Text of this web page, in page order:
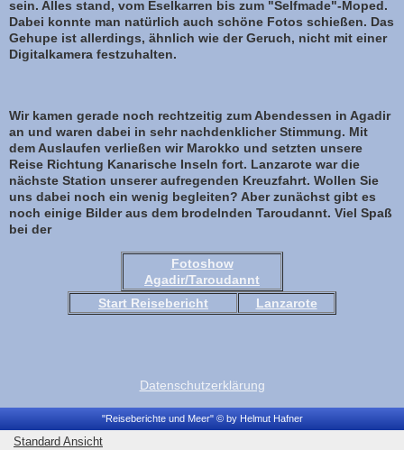
sein. Alles stand, vom Eselkarren bis zum "Selfmade"-Moped.
Dabei konnte man natürlich auch schöne Fotos schießen. Das
Gehupe ist allerdings, ähnlich wie der Geruch, nicht mit einer
Digitalkamera festzuhalten.
Wir kamen gerade noch rechtzeitig zum Abendessen in Agadir
an und waren dabei in sehr nachdenklicher Stimmung. Mit
dem Auslaufen verließen wir Marokko und setzten unsere
Reise Richtung Kanarische Inseln fort. Lanzarote war die
nächste Station unserer aufregenden Kreuzfahrt. Wollen Sie
uns dabei noch ein wenig begleiten? Aber zunächst gibt es
noch einige Bilder aus dem brodelnden Taroudannt. Viel Spaß
bei der
Fotoshow
Agadir/Taroudannt
Start Reisebericht
Lanzarote
Datenschutzerklärung
"Reiseberichte und Meer" © by Helmut Hafner
Standard Ansicht